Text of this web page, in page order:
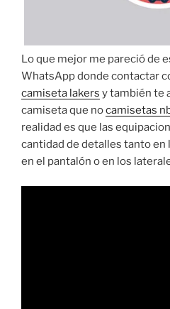
Lo que mejor me pareció de
WhatsApp donde contactar
camiseta lakers y también te
camiseta que nocamisetas
realidad es que las
cantidad de detalles tanto en
en el pantalón o en los